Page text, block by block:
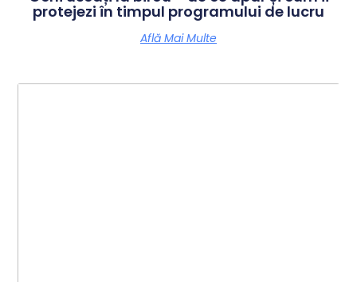
protejezi în timpul programului de lucru
Află Mai Multe